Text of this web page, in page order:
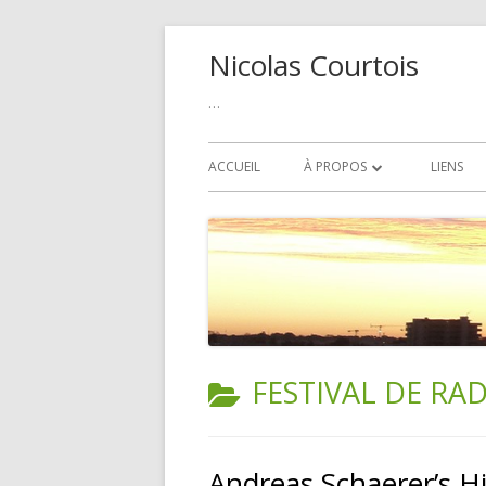
Nicolas Courtois
…
Menu
principal
ACCUEIL À PROPOS LIENS
CATÉGORIE :
FESTIVAL DE